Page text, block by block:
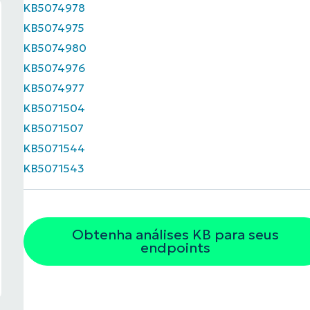
KB5074978
KB5074975
KB5074980
KB5074976
KB5074977
KB5071504
KB5071507
KB5071544
KB5071543
Obtenha análises KB para seus
endpoints